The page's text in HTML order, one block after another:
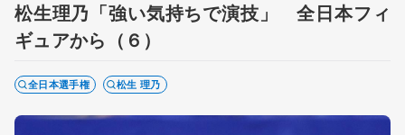
松生理乃「強い気持ちで演技」 全日本フィ
ギュアから（６）
全日本選手権 松生 理乃